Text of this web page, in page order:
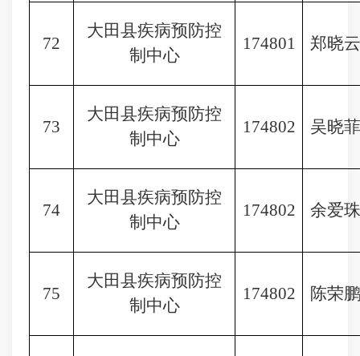
72
大田县疾病预防控
制中心
174801 郑晓云
73
大田县疾病预防控
制中心
174802 吴晓菲
74
大田县疾病预防控
制中心
174802 余爱珠
75
大田县疾病预防控
制中心
174802 陈荣鹏